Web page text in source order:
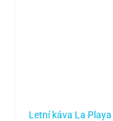
Letní káva La Playa